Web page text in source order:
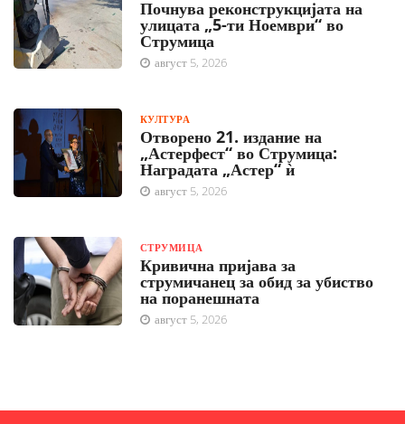
Почнува реконструкцијата на
улицата „5-ти Ноември“ во
Струмица
август 5, 2026
КУЛТУРА
Отворено 21. издание на
„Астерфест“ во Струмица:
Наградата „Астер“ ѝ
август 5, 2026
СТРУМИЦА
Кривична пријава за
струмичанец за обид за убиство
на поранешната
август 5, 2026